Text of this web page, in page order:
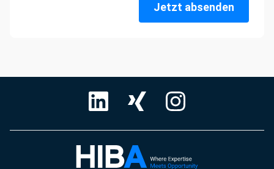
Jetzt absenden